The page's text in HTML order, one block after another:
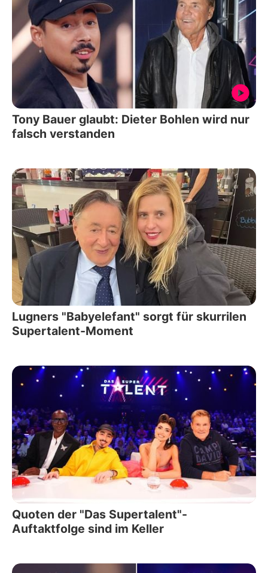
Tony Bauer glaubt: Dieter Bohlen wird nur
falsch verstanden
Lugners "Babyelefant" sorgt für skurrilen
Supertalent-Moment
Quoten der "Das Supertalent"-
Auftaktfolge sind im Keller